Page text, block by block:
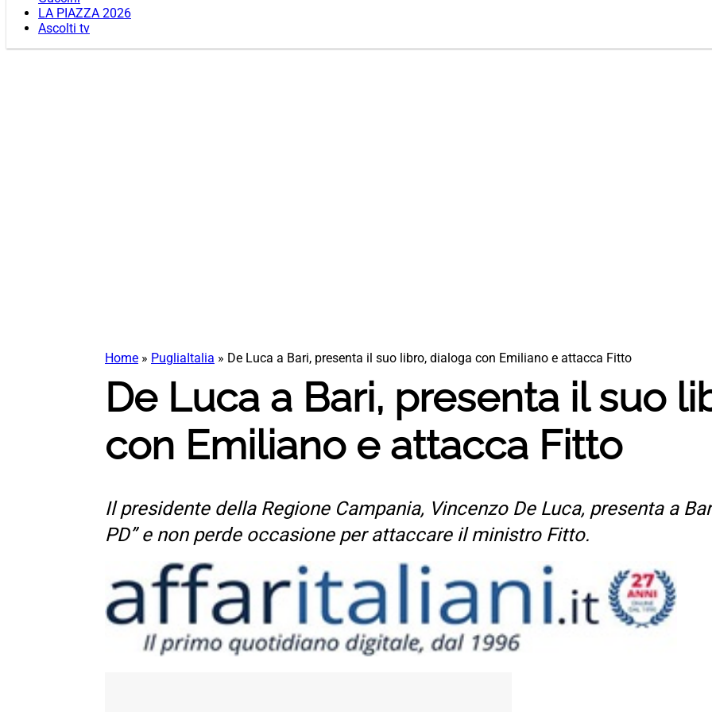
LA PIAZZA 2026
Ascolti tv
Home » PugliaItalia » De Luca a Bari, presenta il suo libro, dialoga con Emiliano e attacca Fitto
De Luca a Bari, presenta il suo
con Emiliano e attacca Fitto
Il presidente della Regione Campania, Vincenzo De Luca, presenta a
PD” e non perde occasione per attaccare il ministro Fitto.